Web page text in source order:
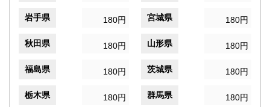
岩手県 180円 宮城県 180円
秋田県 180円 山形県 180円
福島県 180円 茨城県 180円
栃木県 180円 群馬県 180円